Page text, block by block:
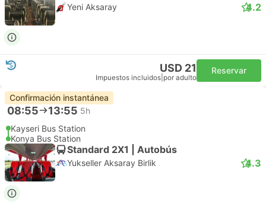
Yeni Aksaray 4.2
USD 21
Impuestos incluidos por adulto
Reservar
Confirmación instantánea
08:55 13:55 5h
Kayseri Bus Station
Konya Bus Station
Standard 2X1 | Autobús
Yukseller Aksaray Birlik 4.3